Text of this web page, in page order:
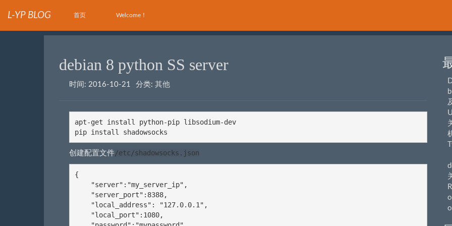
L-YP BLOG 首页 Welcome！
debian 8 python SS server
时间: 2016-10-21 分类: 其他
apt-get install python-pip libsodium-dev
pip install shadowsocks
创建配置文件/etc/shadowsocks.json
{
    "server":"my_server_ip",
    "server_port":8388,
    "local_address": "127.0.0.1",
    "local_port":1080,